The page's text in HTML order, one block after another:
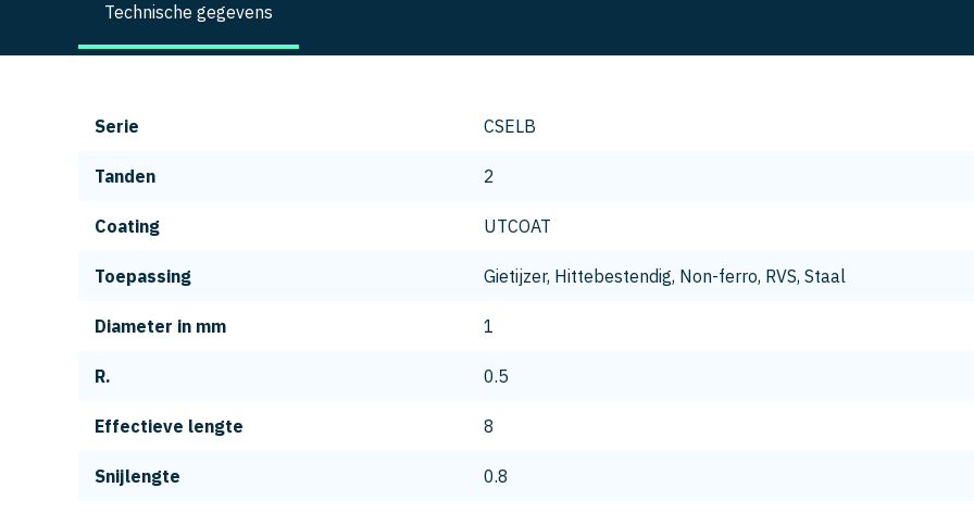
Technische gegevens
Serie CSELB
Tanden 2
Coating UTCOAT
Toepassing Gietijzer, Hittebestendig, Non-ferro, RVS, Staal
Diameter in mm 1
R. 0.5
Effectieve lengte 8
Snijlengte 0.8